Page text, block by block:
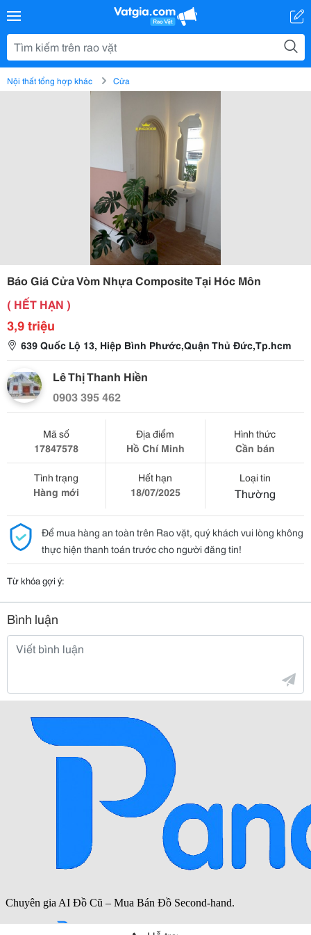
Nội thất tổng hợp khác Cửa
Báo Giá Cửa Vòm Nhựa Composite Tại Hóc Môn
( HẾT HẠN )
3,9 triệu
639 Quốc Lộ 13, Hiệp Bình Phước,Quận Thủ Đức,Tp.hcm
Lê Thị Thanh Hiền
0903 395 462
Mã số
17847578
Địa điểm
Hồ Chí Minh
Hình thức
Cần bán
Tình trạng
Hàng mới
Hết hạn
18/07/2025
Loại tin
Thường
Để mua hàng an toàn trên Rao vặt, quý khách vui lòng không
thực hiện thanh toán trước cho người đăng tin!
Từ khóa gợi ý:
Bình luận